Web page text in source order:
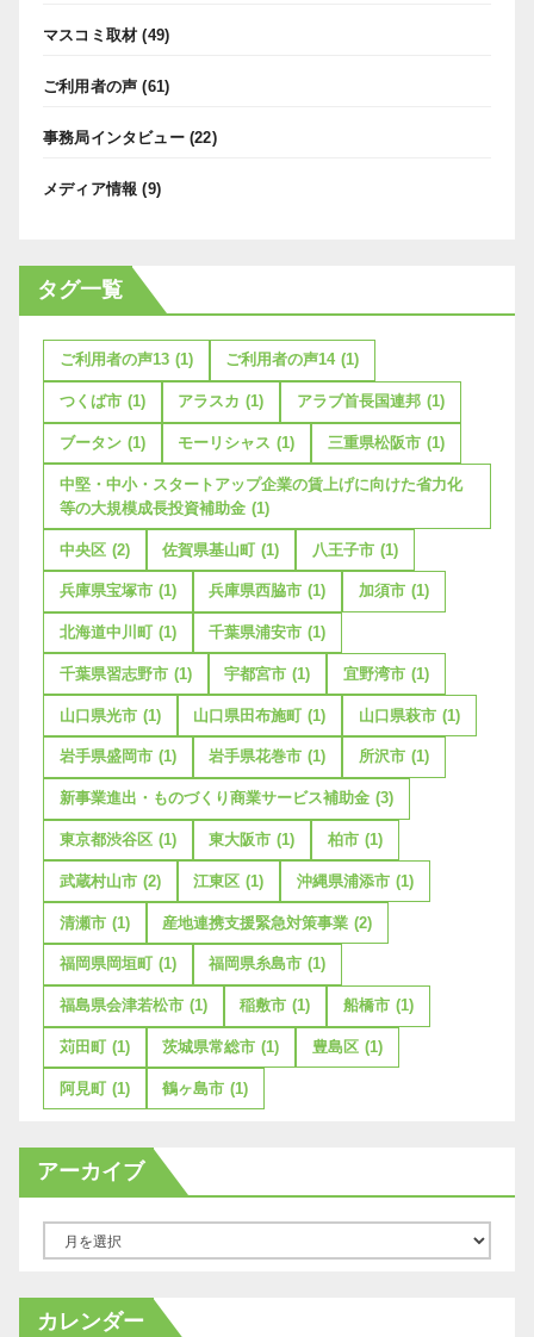
マスコミ取材 (49)
ご利用者の声 (61)
事務局インタビュー(22)
メディア情報 (9)
タグ一覧
ご利用者の声13 (1) ご利用者の声14 (1)
つくば市 (1) アラスカ (1) アラブ首長国連邦 (1)
ブータン (1) モーリシャス (1) 三重県松阪市 (1)
中堅・中小・スタートアップ企業の賃上げに向けた省力化
等の大規模成長投資補助金 (1)
中央区 (2) 佐賀県基山町 (1) 八王子市 (1)
兵庫県宝塚市 (1) 兵庫県西脇市 (1) 加須市 (1)
北海道中川町 (1) 千葉県浦安市 (1)
千葉県習志野市 (1) 宇都宮市 (1) 宜野湾市 (1)
山口県光市 (1) 山口県田布施町 (1) 山口県萩市 (1)
岩手県盛岡市 (1) 岩手県花巻市 (1) 所沢市 (1)
新事業進出・ものづくり商業サービス補助金 (3)
東京都渋谷区 (1) 東大阪市 (1) 柏市 (1)
武蔵村山市 (2) 江東区 (1) 沖縄県浦添市 (1)
清瀬市 (1) 産地連携支援緊急対策事業 (2)
福岡県岡垣町 (1) 福岡県糸島市 (1)
福島県会津若松市 (1) 稲敷市 (1) 船橋市 (1)
苅田町 (1) 茨城県常総市 (1) 豊島区 (1)
阿見町 (1) 鶴ヶ島市 (1)
アーカイブ
カ
カレンダー